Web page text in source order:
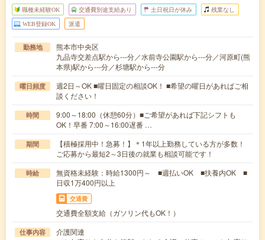
職種未経験OK 交通費別途支給あり 土日祝日が休み 残業なし
WEB登録OK 派遣
勤務地
熊本市中央区
九品寺交差点駅から---分／水前寺公園駅から---分／河原町(熊
本県)駅から---分／杉塘駅から---分
曜日頻度
週2日～OK ■曜日固定の相談OK！ ■希望の曜日があればご相
談ください！
時間
9:00～18:00（休憩60分）■ご希望があれば下記シフトも
OK！早番 7:00～16:00遅番 …
期間
【積極採用中！急募！】＊1年以上勤務している方が多数！
ご応募から最短2～3日後の就業も相談可能です！
時給
無資格未経験：時給1300円～ ■週払いOK ■扶養内OK ■
日収1万400円以上
交通費
交通費全額支給（ガソリン代もOK！）
仕事内容
介護関連